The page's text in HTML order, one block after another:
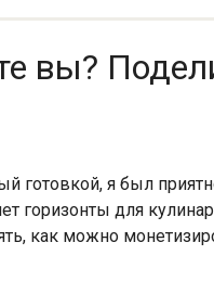
вы?
готовкой, я был
горизонты для
как можно